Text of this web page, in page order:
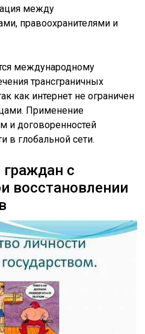
между
правоохранителями и
международному
трансграничных
как интернет не ограничен
Применение
и договоренностей
в глобальной сети.
с
восстановлении